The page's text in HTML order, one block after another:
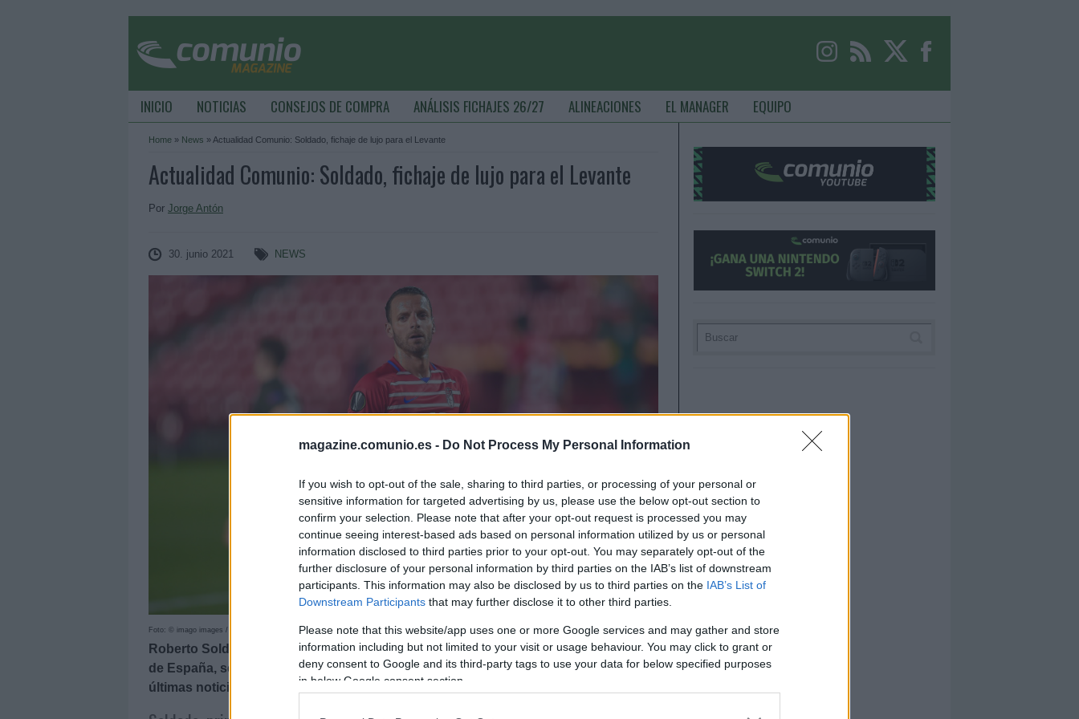
magazine.comunio.es - Do Not Process My Personal Information
If you wish to opt-out of the sale, sharing to third parties, or processing of your personal or
sensitive information for targeted advertising by us, please use the below opt-out section to
confirm your selection. Please note that after your opt-out request is processed you may
continue seeing interest-based ads based on personal information utilized by us or personal
information disclosed to third parties prior to your opt-out. You may separately opt-out of the
further disclosure of your personal information by third parties on the IAB’s list of downstream
participants. This information may also be disclosed by us to third parties on the IAB’s List of
Downstream Participants that may further disclose it to other third parties.
Please note that this website/app uses one or more Google services and may gather and store
information including but not limited to your visit or usage behaviour. You may click to grant or
deny consent to Google and its third-party tags to use your data for below specified purposes
in below Google consent section.
INICIO NOTICIAS CONSEJOS DE COMPRA ANÁLISIS FICHAJES 26/27 ALINEACIONES EL MANAGER EQUIPO
Home » News » Actualidad Comunio: Soldado, fichaje de lujo para el Levante
Actualidad Comunio: Soldado, fichaje de lujo para el Levante
Por Jorge Antón
30. junio 2021 NEWS
Foto: © imago images / Shutterstock
Roberto Soldado, uno de los delanteros más deseados por la mayoría de equipos
de España, se ha convertido en el primer fichaje del Levante. Repasamos las
últimas noticias de la LaLiga Santander.